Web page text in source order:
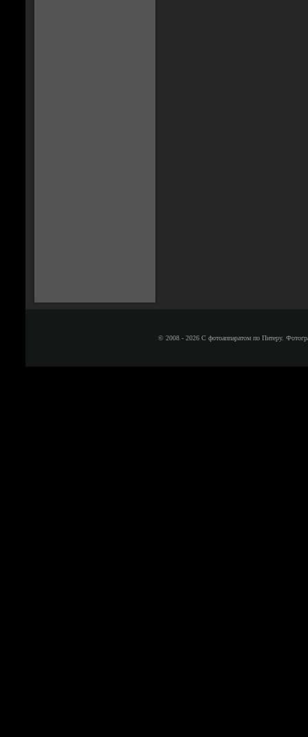
© 2008 - 2026 С фотоаппаратом по Питеру.